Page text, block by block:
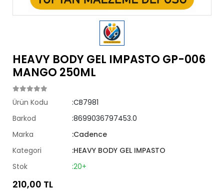
HEAVY BODY GEL IMPASTO GP-006
MANGO 250ML
Ürün Kodu
:CB7981
Barkod
:8699036797453.0
Marka
:Cadence
Kategori
:HEAVY BODY GEL IMPASTO
Stok
:20+
210,00 TL